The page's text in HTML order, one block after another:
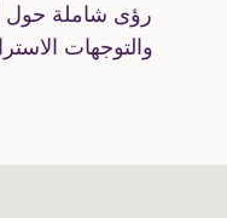
رؤى شاملة حول
والتوجهات